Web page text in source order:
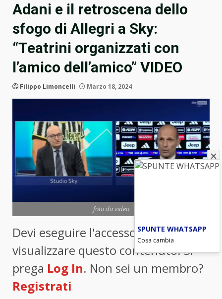
Adani e il retroscena dello
sfogo di Allegri a Sky:
“Teatrini organizzati con
l’amico dell’amico” VIDEO
Filippo Limoncelli Marzo 18, 2024
foto da video
Devi eseguire l'accesso per
visualizzare questo contenuto. Si
prega Log In. Non sei un membro?
Registrati
SPUNTE WHATSAPP
Cosa cambia